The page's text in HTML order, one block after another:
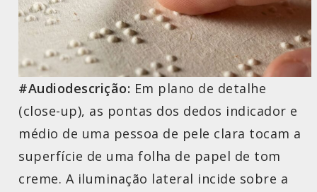
#Audiodescrição: Em plano de detalhe
(close-up), as pontas dos dedos indicador e
médio de uma pessoa de pele clara tocam a
superfície de uma folha de papel de tom
creme. A iluminação lateral incide sobre a